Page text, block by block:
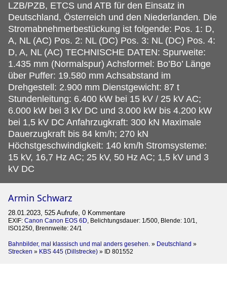
LZB/PZB, ETCS und ATB für den Einsatz in
Deutschland, Österreich und den Niederlanden. Die
Stromabnehmerbestückung ist folgende: Pos. 1: D,
A, NL (AC) Pos. 2: NL (DC) Pos. 3: NL (DC) Pos. 4:
D, A, NL (AC) TECHNISCHE DATEN: Spurweite:
1.435 mm (Normalspur) Achsformel: Bo’Bo’ Länge
über Puffer: 19.580 mm Achsabstand im
Drehgestell: 2.900 mm Dienstgewicht: 87 t
Stundenleitung: 6.400 kW bei 15 kV / 25 kV AC;
6.000 kW bei 3 kV DC und 3.000 kW bis 4.200 kW
bei 1,5 kV DC Anfahrzugkraft: 300 kN Maximale
Dauerzugkraft bis 84 km/h; 270 kN
Höchstgeschwindigkeit: 140 km/h Stromsysteme:
15 kV, 16,7 Hz AC; 25 kV, 50 Hz AC; 1,5 kV und 3
kV DC
Armin Schwarz
28.01.2023, 525 Aufrufe, 0 Kommentare
EXIF: Canon Canon EOS 6D, Belichtungsdauer: 1/500, Blende: 10/1,
ISO1250, Brennweite: 24/1
Bahnbilder, mal klassisch und mal anders gesehen. » Deutschland »
Strecken » KBS 445 (Dillstrecke) » ID 801552